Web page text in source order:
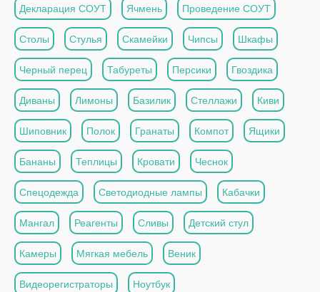
Декларация СОУТ Ячмень Проведение СОУТ
Столы Стулья Скамейки Чипсы Шкафы
Черный перец Табуреты Персики Гвоздика
Диваны Лимоны Базилик Стеллажи Киви
Шиповник Полок Гранаты Компот Ящики
Бананы Теплицы Кровати Чеснок
Спецодежда Светодиодные лампы Кабачки
Мангал Реагенты Сливы Детский стул
Камеры Мягкая мебель Веник
Видеорегистраторы Ноутбук